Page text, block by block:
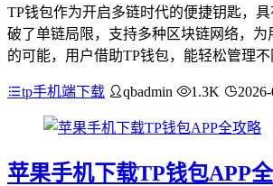
TP钱包作为开启多链时代的便捷钥匙，
破了单链局限，支持多种区块链网络，为
的可能，用户借助TP钱包，能轻松管理
tp手机端下载 qbadmin 1.3K
苹果手机下载TP钱包APP